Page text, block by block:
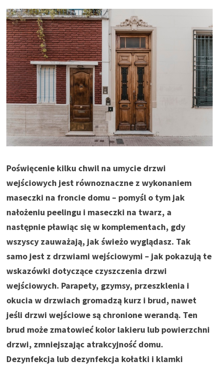
Poświęcenie kilku chwil na umycie drzwi
wejściowych jest równoznaczne z wykonaniem
maseczki na froncie domu – pomyśl o tym jak
nałożeniu peelingu i maseczki na twarz, a
następnie pławiąc się w komplementach, gdy
wszyscy zauważają, jak świeżo wyglądasz. Tak
samo jest z drzwiami wejściowymi – jak pokazują te
wskazówki dotyczące czyszczenia drzwi
wejściowych. Parapety, gzymsy, przeszklenia i
okucia w drzwiach gromadzą kurz i brud, nawet
jeśli drzwi wejściowe są chronione werandą. Ten
brud może zmatowieć kolor lakieru lub powierzchni
drzwi, zmniejszając atrakcyjność domu.
Dezynfekcja lub dezynfekcja kołatki i klamki